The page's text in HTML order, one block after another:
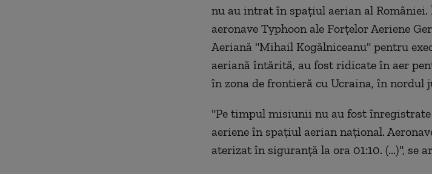
nu au intrat în spaţiul aerian al
aeronave Typhoon ale Forţelor Aeriene
Aeriană "Mihail Kogălniceanu" pentru
aeriană întărită, au fost ridicate în aer
în zona de frontieră cu Ucraina, în nordul
"Pe timpul misiunii nu au fost
aeriene în spaţiul aerian naţional.
aterizat în siguranţă la ora 01:10. (...)", se